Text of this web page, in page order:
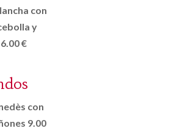
con
y
€
con
9.00